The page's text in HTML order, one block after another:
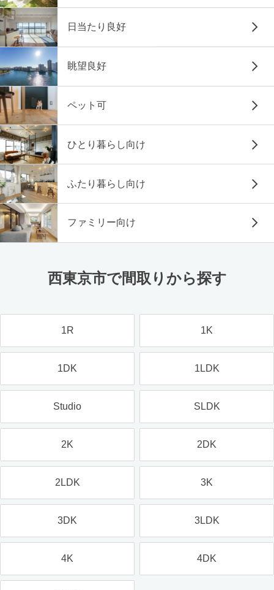
日当たり良好
眺望良好
ペット可
ひとり暮らし向け
ふたり暮らし向け
ファミリー向け
西東京市で間取りから探す
1R 1K
1DK 1LDK
Studio SLDK
2K 2DK
2LDK 3K
3DK 3LDK
4K 4DK